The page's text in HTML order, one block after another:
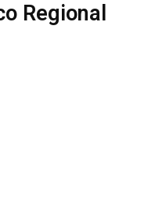
Regional